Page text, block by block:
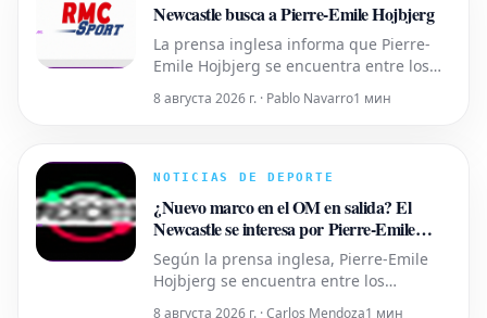
imponer
Newcastle busca a Pierre-Emile Hojbjerg
La prensa inglesa informa que Pierre-
Emile Hojbjerg se encuentra entre los
jugadores que el Newcastle está
considerando para el centro del campo,
danés tiene una amplia experiencia en
8 августа 2026 г. · Pablo Navarro1 мин
NOTICIAS DE DEPORTE
¿Nuevo marco en el OM en salida? El
Newcastle se interesa por Pierre-Emile
Hojbjerg
Según la prensa inglesa, Pierre-Emile
Hojbjerg se encuentra entre los
jugadores que el Newcastle tiene en su
8 августа 2026 г. · Carlos Mendoza1 мин